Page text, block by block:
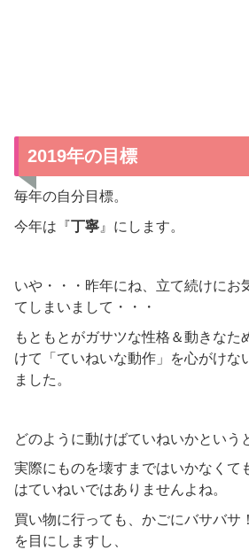
2019年の目標
毎年の自分目標。
今年は『丁寧 』にします。
いや・・・昨年にね、立て続けにお
てしまいまして・・・
もともとがガサツな性格＆動きなた
けて「ていねいな動作」を心がけな
ました。
どのように動けばていねいかという
実際にものを壊すまではいかなくて
はていねいではありませんよね。
買い物に行っても、かごにバサバサ
を目にしますし、